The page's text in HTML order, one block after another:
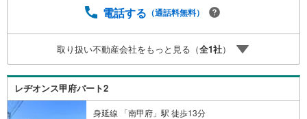
電話する （通話料無料）
取り扱い不動産会社をもっと見る（全1社）
レヂオンス甲府パート2
身延線 「南甲府」駅 徒歩13分